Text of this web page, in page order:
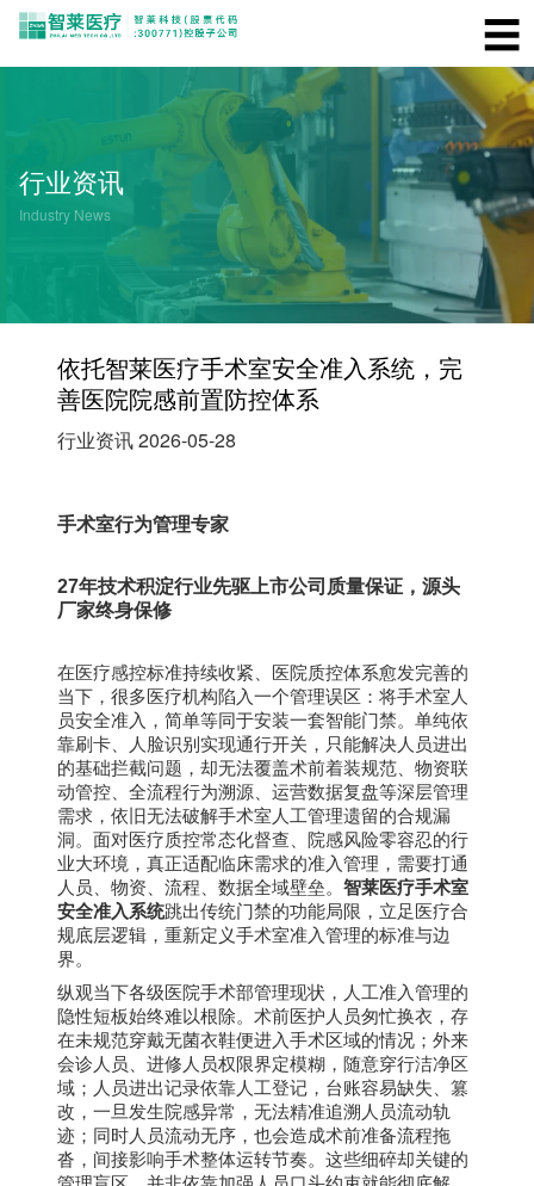
行业资讯
Industry News
依托智莱医疗手术室安全准入系统，完
善医院院感前置防控体系
行业资讯2026-05-28
手术室行为管理专家
27年技术积淀行业先驱上市公司质量保证，源头
厂家终身保修
在医疗感控标准持续收紧、医院质控体系愈发完善的
当下，很多医疗机构陷入一个管理误区：将手术室人
员安全准入，简单等同于安装一套智能门禁。单纯依
靠刷卡、人脸识别实现通行开关，只能解决人员进出
的基础拦截问题，却无法覆盖术前着装规范、物资联
动管控、全流程行为溯源、运营数据复盘等深层管理
需求，依旧无法破解手术室人工管理遗留的合规漏
洞。面对医疗质控常态化督查、院感风险零容忍的行
业大环境，真正适配临床需求的准入管理，需要打通
人员、物资、流程、数据全域壁垒。 智莱医疗手术室
安全准入系统跳出传统门禁的功能局限，立足医疗合
规底层逻辑，重新定义手术室准入管理的标准与边
界。
纵观当下各级医院手术部管理现状，人工准入管理的
隐性短板始终难以根除。术前医护人员匆忙换衣，存
在未规范穿戴无菌衣鞋便进入手术区域的情况；外来
会诊人员、进修人员权限界定模糊，随意穿行洁净区
域；人员进出记录依靠人工登记，台账容易缺失、篡
改，一旦发生院感异常，无法精准追溯人员流动轨
迹；同时人员流动无序，也会造成术前准备流程拖
沓，间接影响手术整体运转节奏。这些细碎却关键的
☰